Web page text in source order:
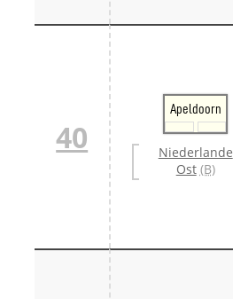
40
Apeldoorn
Niederlande
Ost (B)